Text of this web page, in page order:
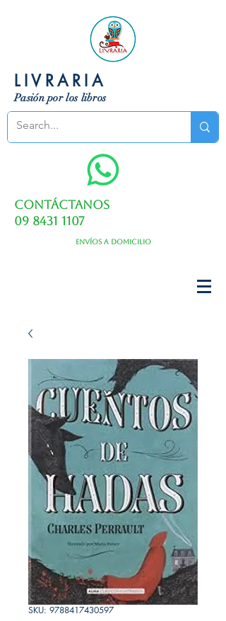
LIVRARIA
Pasión por los libros
Contáctanos
09 8431 1107
Envíos a domicilio
SKU: 9788417430597